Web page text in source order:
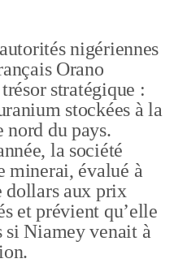
nigériennes
Orano
stratégique :
stockées à la
nord du pays.
la société
minerai, évalué à
dollars aux prix
et prévient qu’elle
si Niamey venait à